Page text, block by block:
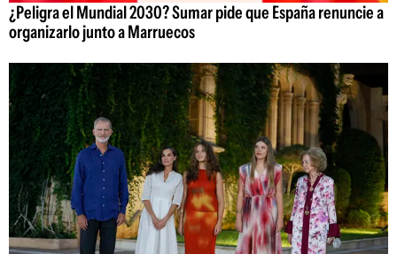
¿Peligra el Mundial 2030? Sumar pide que España renuncie a
organizarlo junto a Marruecos